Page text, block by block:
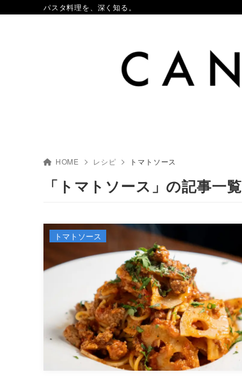
パスタ料理を、深く知る。
HOME レシピ トマトソース
「トマトソース」の記事一覧
トマトソース